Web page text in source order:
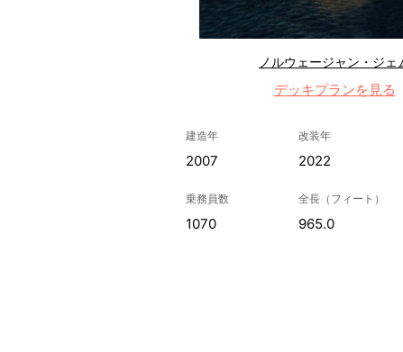
ノルウェージャン・ジェ
デッキプランを見る
建造年
2007
改装年
2022
乗務員数
1070
全長（フィート）
965.0